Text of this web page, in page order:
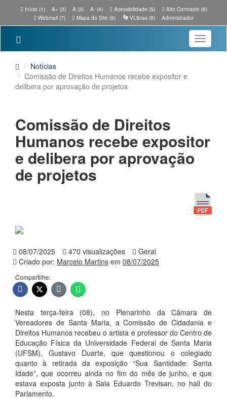
Início (1) A+ (2) A (3) A- (4) Acessibilidade (5)
Alto Contraste (6)
Webmail (7)
Mapa do Site (8) VLibras (9) Administrador
Toggle
Notícias
Comissão de Direitos Humanos recebe expositor e
delibera por aprovação de projetos
Comissão de Direitos
Humanos recebe expositor
e delibera por aprovação
de projetos
08/07/2025 470 visualizações
Geral
Criado por: Marcelo Martins em 08/07/2025
Compartilhe:
Nesta terça-feira (08), no Plenarinho da Câmara de
Vereadores de Santa Maria, a Comissão de Cidadania e
Direitos Humanos recebeu o artista e professor do Centro de
Educação Física da Universidade Federal de Santa Maria
(UFSM), Gustavo Duarte, que questionou o colegiado
quanto à retirada da exposição “Sua Santidade: Santa
Idade”, que ocorreu ainda no fim do mês de junho, e que
estava exposta junto à Sala Eduardo Trevisan, no hall do
Parlamento.